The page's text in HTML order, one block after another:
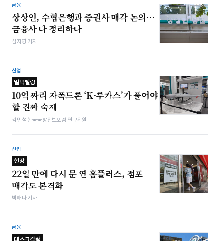
금융
상상인, 수협은행과 증권사 매각 논의…
금융사 다 정리하나
심지영 기자
산업
밀덕텔링
10억 짜리 자폭드론 ‘K-루카스’가 풀어야
할 진짜 숙제
김민석 한국국방안보포럼 연구위원
산업
현장
22일 만에 다시 문 연 홈플러스, 점포
매각도 본격화
박해나 기자
금융
데스크칼럼